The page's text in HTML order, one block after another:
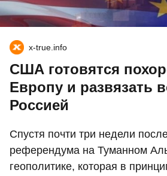
x-true.info
США готовятся
Европу и развязать
Россией
Спустя почти три недели
референдума на Туманном
геополитике, которая в